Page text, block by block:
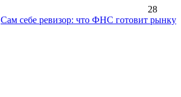
28
Сам себе ревизор: что ФНС готовит рынку